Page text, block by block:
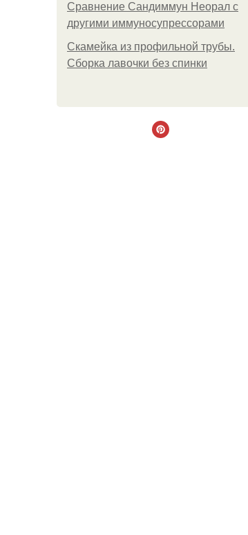
Сравнение Сандиммун Неорал с
другими иммуносупрессорами
Скамейка из профильной трубы.
Сборка лавочки без спинки